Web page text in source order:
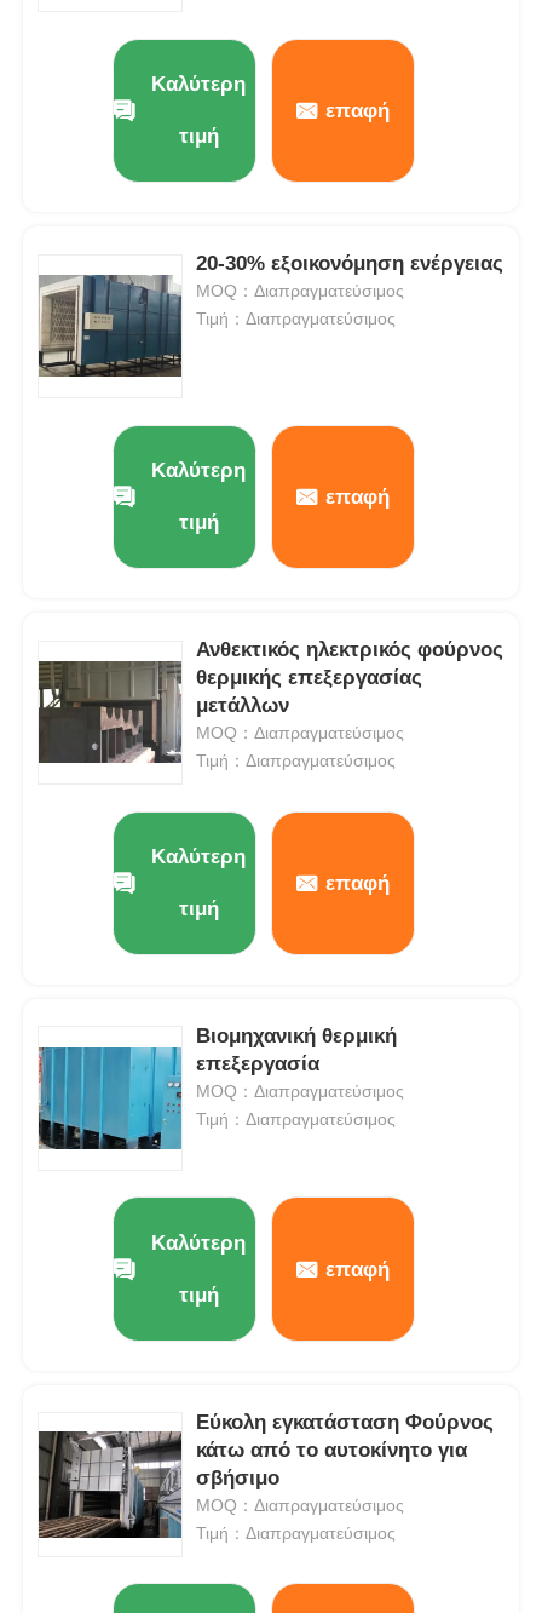
Σπίτι
Προϊόντα
Εμφάνιση VR
Καλύτερη
τιμή
επαφή
20-30% εξοικονόμηση ενέργειας
MOQ：Διαπραγματεύσιμος
Τιμή：Διαπραγματεύσιμος
Καλύτερη
τιμή
επαφή
Ανθεκτικός ηλεκτρικός φούρνος
θερμικής επεξεργασίας
μετάλλων
MOQ：Διαπραγματεύσιμος
Τιμή：Διαπραγματεύσιμος
Καλύτερη
τιμή
επαφή
Βιομηχανική θερμική
επεξεργασία
MOQ：Διαπραγματεύσιμος
Τιμή：Διαπραγματεύσιμος
Καλύτερη
τιμή
επαφή
Εύκολη εγκατάσταση Φούρνος
κάτω από το αυτοκίνητο για
σβήσιμο
MOQ：Διαπραγματεύσιμος
Τιμή：Διαπραγματεύσιμος